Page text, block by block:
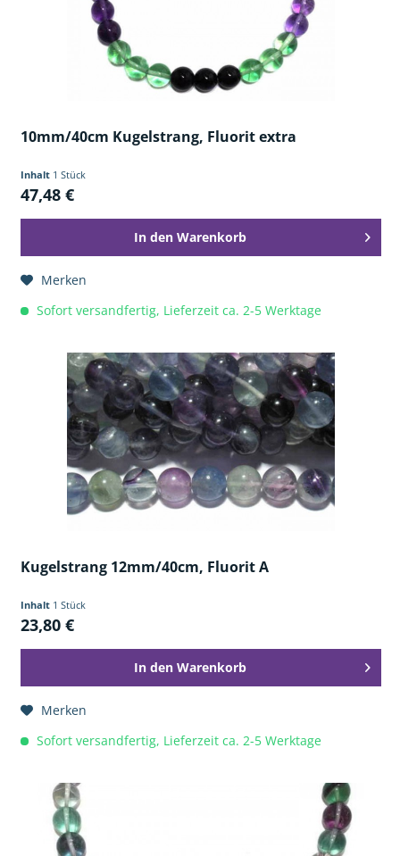
10mm/40cm Kugelstrang, Fluorit extra
Inhalt 1 Stück
47,48 €
In den Warenkorb
Merken
Sofort versandfertig, Lieferzeit ca. 2-5 Werktage
Kugelstrang 12mm/40cm, Fluorit A
Inhalt 1 Stück
23,80 €
In den Warenkorb
Merken
Sofort versandfertig, Lieferzeit ca. 2-5 Werktage